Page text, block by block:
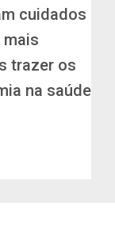
cuidados
mais
trazer os
na saúde